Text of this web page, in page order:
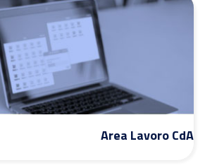
Area Lavoro CdA